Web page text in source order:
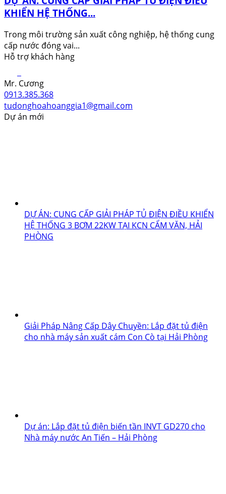
KHIỂN HỆ THỐNG...
Trong môi trường sản xuất công nghiệp, hệ thống cung
cấp nước đóng vai...
Hỗ trợ khách hàng
Mr. Cương
0913.385.368
tudonghoahoanggia1@gmail.com
Dự án mới
DỰ ÁN: CUNG CẤP GIẢI PHÁP TỦ ĐIỆN ĐIỀU KHIỂN
HỆ THỐNG 3 BƠM 22KW TẠI KCN CẨM VĂN, HẢI
PHÒNG
Giải Pháp Nâng Cấp Dây Chuyền: Lắp đặt tủ điện
cho nhà máy sản xuất cám Con Cò tại Hải Phòng
Dự án: Lắp đặt tủ điện biến tần INVT GD270 cho
Nhà máy nước An Tiến – Hải Phòng